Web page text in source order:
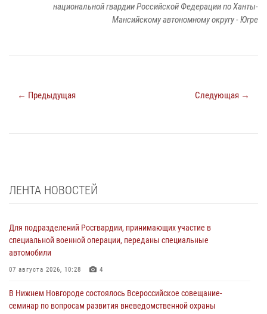
национальной гвардии Российской Федерации по Ханты-
Мансийскому автономному округу - Югре
← Предыдущая Следующая →
ЛЕНТА НОВОСТЕЙ
Для подразделений Росгвардии, принимающих участие в
специальной военной операции, переданы специальные
автомобили
07 августа 2026, 10:28 4
В Нижнем Новгороде состоялось Всероссийское совещание-
семинар по вопросам развития вневедомственной охраны